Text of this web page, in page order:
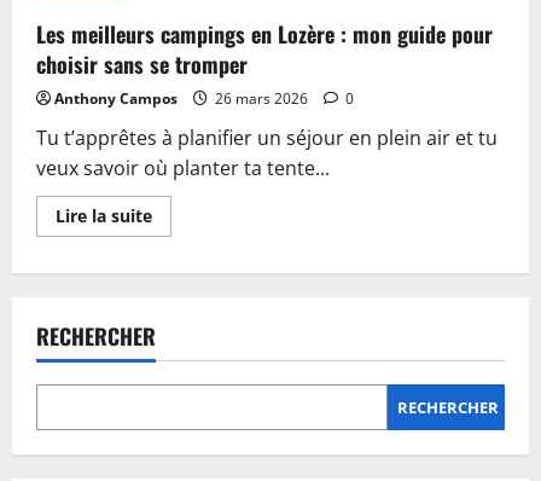
accueil
:
plongez
dans
les
nouveautés
du
camping
de
Sablé-
sur-
Sarthe
Les meilleurs campings en Lozère : mon guide pour
choisir sans se tromper
Anthony Campos 26 mars 2026 0
Tu t’apprêtes à planifier un séjour en plein air et tu
veux savoir où planter ta tente...
Lire la suiteEn
savoir
en
Lozère
:
mon
choisir
sans
RECHERCHER
RECHERCHER